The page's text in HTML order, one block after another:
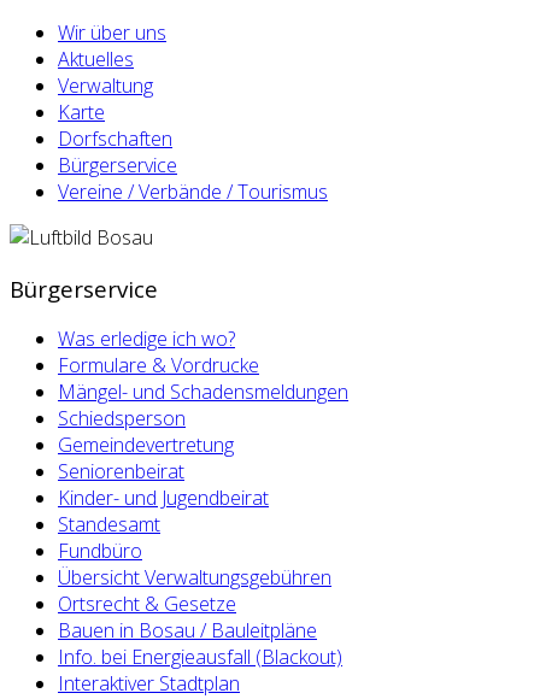
Wir über uns
Aktuelles
Verwaltung
Karte
Dorfschaften
Bürgerservice
Vereine / Verbände / Tourismus
Bürgerservice
Was erledige ich wo?
Formulare & Vordrucke
Mängel- und Schadensmeldungen
Schiedsperson
Gemeindevertretung
Seniorenbeirat
Kinder- und Jugendbeirat
Standesamt
Fundbüro
Übersicht Verwaltungsgebühren
Ortsrecht & Gesetze
Bauen in Bosau / Bauleitpläne
Info. bei Energieausfall (Blackout)
Interaktiver Stadtplan